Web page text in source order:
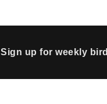
Sign up for weekly bird